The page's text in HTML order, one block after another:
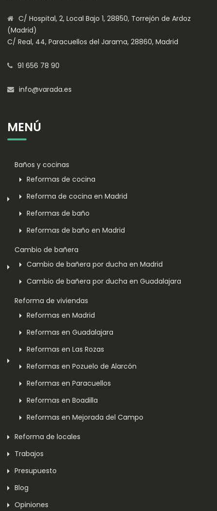
C/ Hospital, 2, Local Bajo 1, 28850, Torrejón de Ardoz
(Madrid)
C/ Real, 44, Paracuellos del Jarama, 28860, Madrid
91 656 78 90
info@varada.es
MENÚ
Baños y cocinas
Reformas de cocina
Reforma de cocina en Madrid
Reformas de baño
Reformas de baño en Madrid
Cambio de bañera
Cambio de bañera por ducha en Madrid
Cambio de bañera por ducha en Guadalajara
Reforma de viviendas
Reformas en Madrid
Reformas en Guadalajara
Reformas en Las Rozas
Reformas en Pozuelo de Alarcón
Reformas en Paracuellos
Reformas en Boadilla
Reformas en Mejorada del Campo
Reforma de locales
Trabajos
Presupuesto
Blog
Opiniones